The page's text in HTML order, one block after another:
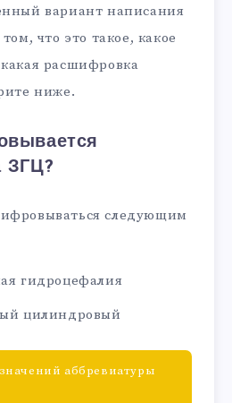
вариант написания
что это такое, какое
расшифровка
ниже.
ЗГЦ?
следующим
гидроцефалия
цилиндровый
аббревиатуры